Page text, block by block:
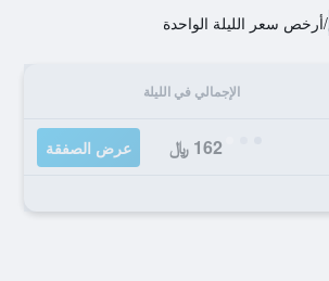
/أرخص سعر الليلة الواحدة
الإجمالي في الليلة
162 ﷼ عرض الصفقة